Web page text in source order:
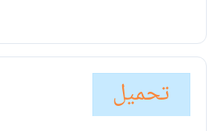
تحميل